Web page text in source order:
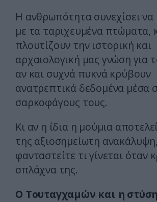
Η ανθρωπότητα συνεχίσει να
με τα ταριχευμένα πτώματα,
πλουτίζουν την ιστορική και
αρχαιολογική μας γνώση για
αν και συχνά πυκνά κρύβουν
ανατρεπτικά δεδομένα μέσα
σαρκοφάγους τους.
Κι αν η ίδια η μούμια
της αξιοσημείωτη ανακάλυψη,
φανταστείτε τι γίνεται όταν
σπλάχνα της.
Ο Τουταγχαμών και η